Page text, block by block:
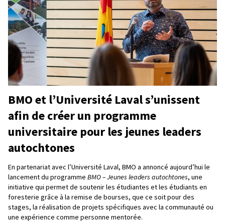
BMO et l’Université Laval s’unissent
afin de créer un programme
universitaire pour les jeunes leaders
autochtones
En partenariat avec l’Université Laval, BMO a annoncé aujourd’hui le
lancement du programme BMO – Jeunes leaders autochtones, une
initiative qui permet de soutenir les étudiantes et les étudiants en
foresterie grâce à la remise de bourses, que ce soit pour des
stages, la réalisation de projets spécifiques avec la communauté ou
une expérience comme personne mentorée.